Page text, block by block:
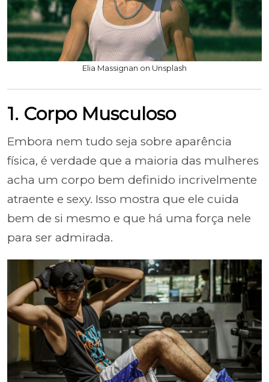
Elia Massignan on Unsplash
1. Corpo Musculoso
Embora nem tudo seja sobre aparência
física, é verdade que a maioria das mulheres
acha um corpo bem definido incrivelmente
atraente e sexy. Isso mostra que ele cuida
bem de si mesmo e que há uma força nele
para ser admirada.